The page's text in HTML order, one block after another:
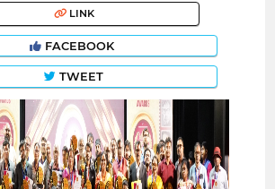
LINK
FACEBOOK
TWEET